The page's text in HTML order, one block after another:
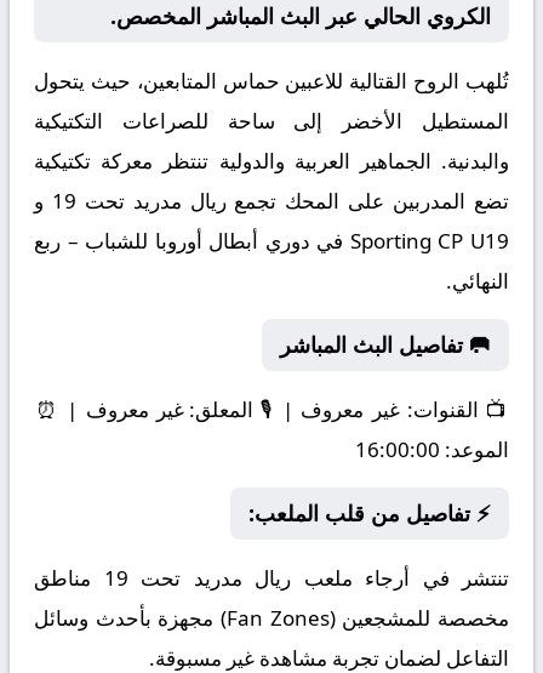
الكروي الحالي عبر البث المباشر المخصص.
تُلهب الروح القتالية للاعبين حماس المتابعين، حيث يتحول
المستطيل الأخضر إلى ساحة للصراعات التكتيكية
والبدنية. الجماهير العربية والدولية تنتظر معركة تكتيكية
تضع المدربين على المحك تجمع ريال مدريد تحت 19 و
Sporting CP U19 في دوري أبطال أوروبا للشباب – ربع
النهائي.
🥅 تفاصيل البث المباشر
📺 القنوات: غير معروف | 🎙️ المعلق: غير معروف | ⏰
الموعد:
⚡ تفاصيل من قلب الملعب:
تنتشر في أرجاء ملعب ريال مدريد تحت 19 مناطق
مخصصة للمشجعين (Fan Zones) مجهزة بأحدث وسائل
التفاعل لضمان تجربة مشاهدة غير مسبوقة.